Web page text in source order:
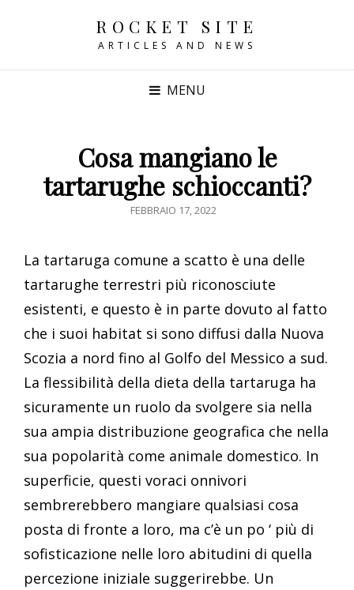
ROCKET SITE
ARTICLES AND NEWS
MENU
Cosa mangiano le
tartarughe schioccanti?
POSTED
FEBBRAIO 17, 2022
La tartaruga comune a scatto è una delle
tartarughe terrestri più riconosciute
esistenti, e questo è in parte dovuto al fatto
che i suoi habitat si sono diffusi dalla Nuova
Scozia a nord fino al Golfo del Messico a sud.
La flessibilità della dieta della tartaruga ha
sicuramente un ruolo da svolgere sia nella
sua ampia distribuzione geografica che nella
sua popolarità come animale domestico. In
superficie, questi voraci onnivori
sembrerebbero mangiare qualsiasi cosa
posta di fronte a loro, ma c’è un po ‘ più di
sofisticazione nelle loro abitudini di quella
percezione iniziale suggerirebbe. Un